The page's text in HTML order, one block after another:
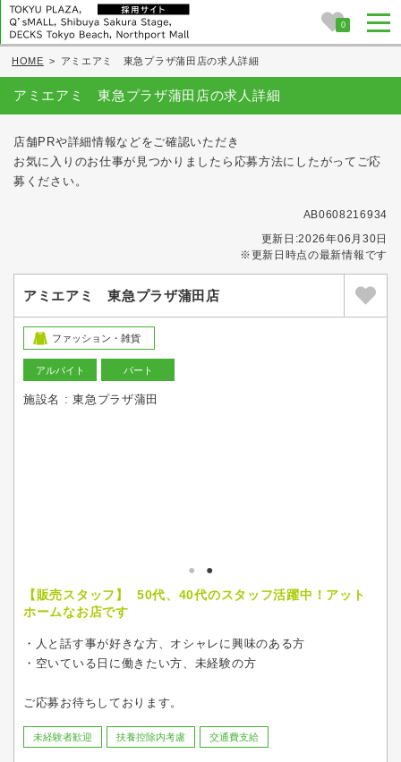
0
HOME > アミエアミ 東急プラザ蒲田店の求人詳細
アミエアミ 東急プラザ蒲田店の求人詳細
店舗PRや詳細情報などをご確認いただき
お気に入りのお仕事が見つかりましたら応募方法にしたがってご応
募ください。
AB0608216934
更新日:2026年06月30日
※更新日時点の最新情報です
アミエアミ 東急プラザ蒲田店
ファッション・雑貨
アルバイト パート
施設名 : 東急プラザ蒲田
【販売スタッフ】 50代、40代のスタッフ活躍中！アット
ホームなお店です
・人と話す事が好きな方、オシャレに興味のある方
・空いている日に働きたい方、未経験の方
ご応募お待ちしております。
未経験者歓迎 扶養控除内考慮 交通費支給